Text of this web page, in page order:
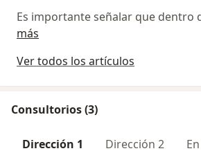
Es importante señalar que dentro
más
Ver todos los artículos
Consultorios (3)
Dirección 1 Dirección 2